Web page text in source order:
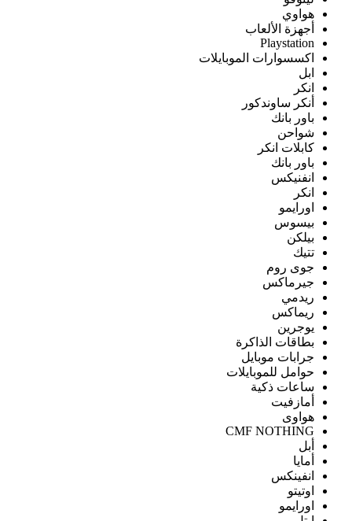
هواوي
أجهزة الألعاب
Playstation
اكسسوارات الموبايلات
ابل
انكر
أنكر ساوندكور
باور بانك
شواحن
كابلات انكر
باور بانك
انفنيكس
انكر
اورايمو
بيسوس
بيلكن
تتيك
جوى روم
جيرماكس
ريدمي
ريماكس
يوجرين
بطاقات الذاكرة
جرابات موبايل
حوامل للموبايلات
ساعات ذكية
أمازفيت
هواوى
CMF NOTHING
أبل
أمايا
انفينكس
اوتيتو
اورايمو